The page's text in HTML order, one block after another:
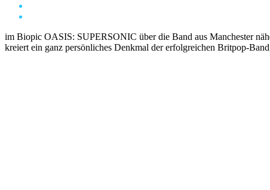
im Biopic OASIS: SUPERSONIC über die Band aus Manchester
kreiert ein ganz persönliches Denkmal der erfolgreichen Britpop-